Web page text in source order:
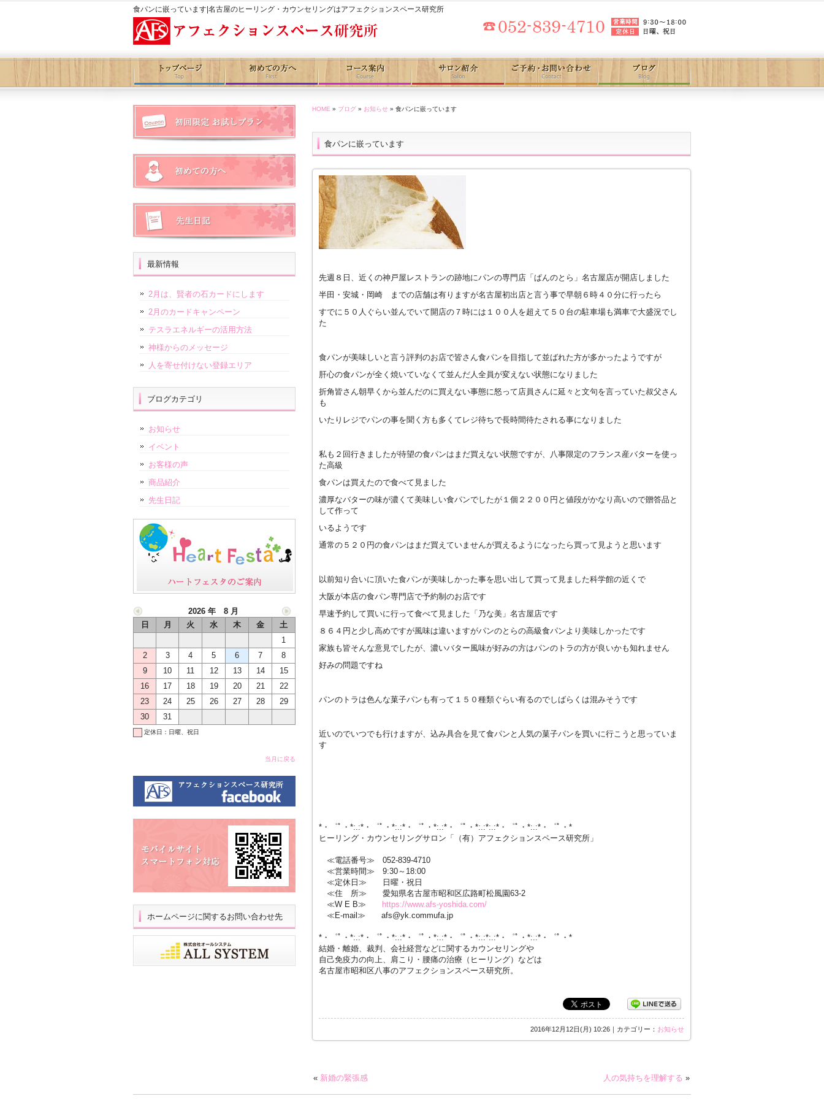
食パンに嵌っています|名古屋のヒーリング・カウンセリングはアフェクションスペース研究所
HOME » ブログ » お知らせ » 食パンに嵌っています
食パンに嵌っています
先週８日、近くの神戸屋レストランの跡地にパンの専門店「ぱんのとら」名古屋店が開店しました
半田・安城・岡崎 までの店舗は有りますが名古屋初出店と言う事で早朝６時４０分に行ったら
すでに５０人ぐらい並んでいて開店の７時には１００人を超えて５０台の駐車場も満車で大盛況でし
た
食パンが美味しいと言う評判のお店で皆さん食パンを目指して並ばれた方が多かったようですが
肝心の食パンが全く焼いていなくて並んだ人全員が変えない状態になりました
折角皆さん朝早くから並んだのに買えない事態に怒って店員さんに延々と文句を言っていた叔父さん
も
いたりレジでパンの事を聞く方も多くてレジ待ちで長時間待たされる事になりました
私も２回行きましたが待望の食パンはまだ買えない状態ですが、八事限定のフランス産バターを使っ
た高級
食パンは買えたので食べて見ました
濃厚なバターの味が濃くて美味しい食パンでしたが１個２２００円と値段がかなり高いので贈答品と
して作って
いるようです
通常の５２０円の食パンはまだ買えていませんが買えるようになったら買って見ようと思います
以前知り合いに頂いた食パンが美味しかった事を思い出して買って見ました科学館の近くで
大阪が本店の食パン専門店で予約制のお店です
早速予約して買いに行って食べて見ました「乃な美」名古屋店です
８６４円と少し高めですが風味は違いますがパンのとらの高級食パンより美味しかったです
家族も皆そんな意見でしたが、濃いバター風味が好みの方はパンのトラの方が良いかも知れません
好みの問題ですね
パンのトラは色んな菓子パンも有って１５０種類ぐらい有るのでしばらくは混みそうです
近いのでいつでも行けますが、込み具合を見て食パンと人気の菓子パンを買いに行こうと思っていま
す
*・゜ﾟ・*:.:*・゜ﾟ・*:.:*・゜ﾟ・*:.:*・゜ﾟ・*:.:*:.:*・゜ﾟ・*:.:*・゜ﾟ・*
ヒーリング・カウンセリングサロン「（有）アフェクションスペース研究所」
≪電話番号≫ 052-839-4710
≪営業時間≫ 9:30～18:00
≪定休日≫ 日曜・祝日
≪住 所≫ 愛知県名古屋市昭和区広路町松風園63-2
≪W E B≫
https://www.afs-yoshida.com/
≪E-mail≫ afs@yk.commufa.jp
*・゜ﾟ・*:.:*・゜ﾟ・*:.:*・゜ﾟ・*:.:*・゜ﾟ・*:.:*:.:*・゜ﾟ・*:.:*・゜ﾟ・*
結婚・離婚、裁判、会社経営などに関するカウンセリングや
自己免疫力の向上、肩こり・腰痛の治療（ヒーリング）などは
名古屋市昭和区八事のアフェクションスペース研究所。
2016年12月12日(月) 10:26｜カテゴリー： お知らせ
« 新婚の緊張感 人の気持ちを理解する »
最新情報
2月は、賢者の石カードにします
2月のカードキャンペーン
テスラエネルギーの活用方法
神様からのメッセージ
人を寄せ付けない登録エリア
ブログカテゴリ
お知らせ
イベント
お客様の声
商品紹介
先生日記
2026 年 8 月
日
月 火 水 木 金
土
1
2
3 4 5 6 7
8
9
10 11 12 13 14
15
16
17 18 19 20 21
22
23
24 25 26 27 28
29
30
31
定休日：日曜、祝日
当月に戻る
ホームページに関するお問い合わせ先